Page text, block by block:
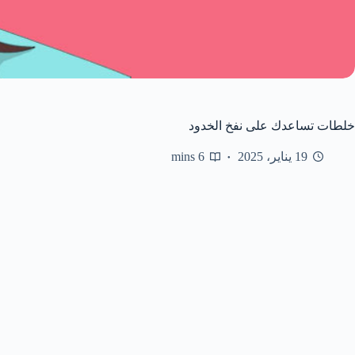
خلطات تساعدك على نفخ الخدود
19 يناير، 2025 6 mins